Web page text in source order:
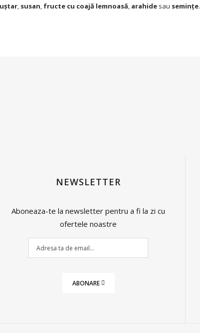
, susan, fructe cu coajă lemnoasă, arahide sau semințe.
NEWSLETTER
Aboneaza-te la newsletter pentru a fi la zi cu
ofertele noastre
ABONARE